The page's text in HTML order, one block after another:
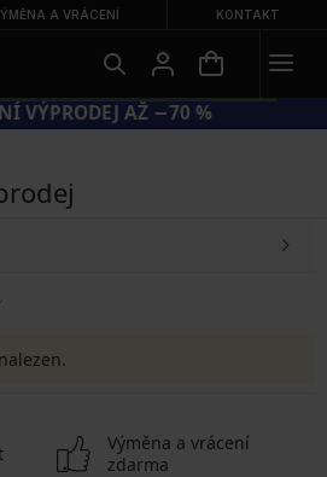
A VRÁCENÍ KONTAKT
VÝPRODEJ AŽ −70 %
Výměna a vrácení
zdarma